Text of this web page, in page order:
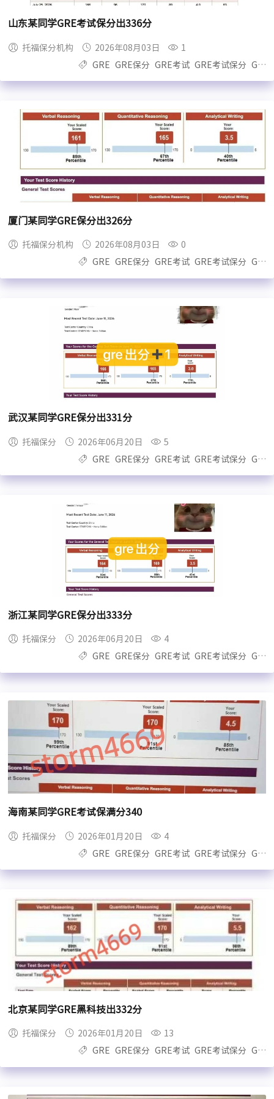
山东某同学GRE考试保分出336分
托福保分机构 2026年08月03日
1
GRE
GRE保分 GRE考试 GRE考试保分 GRE保过
厦门某同学GRE保分出326分
托福保分机构 2026年08月03日
0
GRE
GRE保分 GRE考试 GRE考试保分 GRE保过
武汉某同学GRE保分出331分
托福保分 2026年06月20日
5
GRE
GRE保分 GRE考试 GRE考试保分 GRE保过
浙江某同学GRE保分出333分
托福保分 2026年06月20日
4
GRE
GRE保分 GRE考试 GRE考试保分 GRE保过
海南某同学GRE考试保满分340
托福保分 2026年01月20日
4
GRE
GRE保分 GRE考试 GRE考试保分 GRE保过
北京某同学GRE黑科技出332分
托福保分 2026年01月20日
13
GRE
GRE保分 GRE考试 GRE考试保分 GRE保过